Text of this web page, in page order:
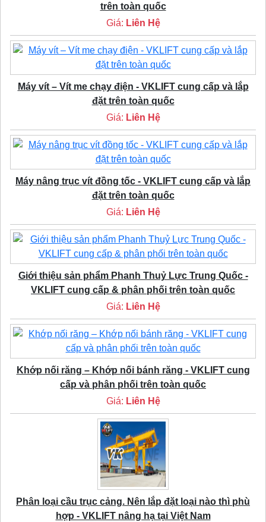
trên toàn quốc
Giá: Liên Hệ
Máy vít – Vít me chạy điện - VKLIFT cung cấp và lắp
đặt trên toàn quốc
Giá: Liên Hệ
Máy nâng trục vít đồng tốc - VKLIFT cung cấp và lắp
đặt trên toàn quốc
Giá: Liên Hệ
Giới thiệu sản phẩm Phanh Thuỷ Lực Trung Quốc -
VKLIFT cung cấp & phân phối trên toàn quốc
Giá: Liên Hệ
Khớp nối răng – Khớp nối bánh răng - VKLIFT cung
cấp và phân phối trên toàn quốc
Giá: Liên Hệ
Phân loại cầu trục cảng. Nên lắp đặt loại nào thì phù
hợp - VKLIFT nâng hạ tại Việt Nam